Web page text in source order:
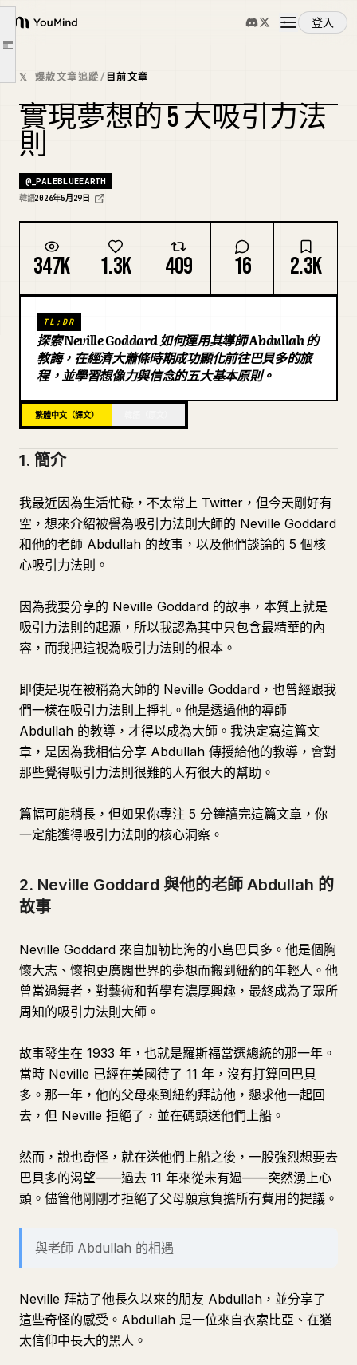
YouMind
登入
概覽
使用案例
技能
提示詞
定價
下載
部落格
更新
文章大綱
4. 信心是在沒有現實證據時仍不動搖
5. 現實條件無法阻止想像力
4. 結論
𝕏 爆款文章追蹤/ 目前文章
實現夢想的 5 大吸引力法
則
@_PALEBLUEEARTH
韓語2026年5月29日
347K 1.3K 409 16 2.3K
TL;DR
探索 Neville Goddard 如何運用其導師 Abdullah 的
教誨，在經濟大蕭條時期成功顯化前往巴貝多的旅
程，並學習想像力與信念的五大基本原則。
繁體中文（譯文）
1. 簡介
我最近因為生活忙碌，不太常上 Twitter，但今天剛好有
空，想來介紹被譽為吸引力法則大師的 Neville Goddard
和他的老師 Abdullah 的故事，以及他們談論的 5 個核
心吸引力法則。
因為我要分享的 Neville Goddard 的故事，本質上就是
吸引力法則的起源，所以我認為其中只包含最精華的內
容，而我把這視為吸引力法則的根本。
即使是現在被稱為大師的 Neville Goddard，也曾經跟我
們一樣在吸引力法則上掙扎。他是透過他的導師
Abdullah 的教導，才得以成為大師。我決定寫這篇文
章，是因為我相信分享 Abdullah 傳授給他的教導，會對
那些覺得吸引力法則很難的人有很大的幫助。
篇幅可能稍長，但如果你專注 5 分鐘讀完這篇文章，你
一定能獲得吸引力法則的核心洞察。
2. Neville Goddard 與他的老師 Abdullah 的
故事
Neville Goddard 來自加勒比海的小島巴貝多。他是個胸
懷大志、懷抱更廣闊世界的夢想而搬到紐約的年輕人。他
曾當過舞者，對藝術和哲學有濃厚興趣，最終成為了眾所
周知的吸引力法則大師。
故事發生在 1933 年，也就是羅斯福當選總統的那一年。
當時 Neville 已經在美國待了 11 年，沒有打算回巴貝
多。那一年，他的父母來到紐約拜訪他，懇求他一起回
去，但 Neville 拒絕了，並在碼頭送他們上船。
然而，說也奇怪，就在送他們上船之後，一股強烈想要去
巴貝多的渴望——過去 11 年來從未有過——突然湧上心
頭。儘管他剛剛才拒絕了父母願意負擔所有費用的提議。
與老師 Abdullah 的相遇
Neville 拜訪了他長久以來的朋友 Abdullah，並分享了
這些奇怪的感受。Abdullah 是一位來自衣索比亞、在猶
太信仰中長大的黑人。